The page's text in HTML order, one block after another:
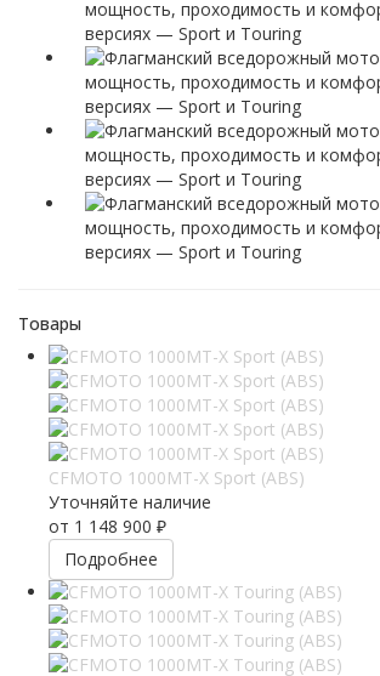
Товары
CFMOTO 1000MT-X Sport (ABS)
Уточняйте наличие
от 1 148 900 ₽
Подробнее